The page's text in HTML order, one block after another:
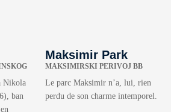
Nikola
ban
Maksimir Park
MAKSIMIRSKI PERIVOJ BB
Le parc Maksimir n’a, lui, rien
perdu de son charme intemporel.